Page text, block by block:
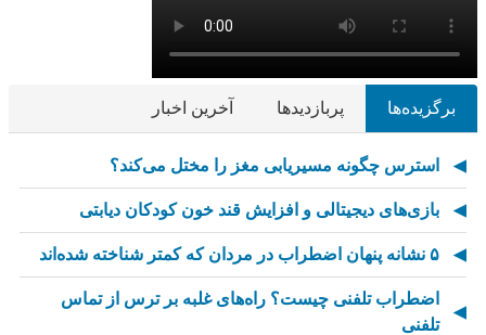
برگزیده‌ها پربازدیدها آخرین اخبار
استرس چگونه مسیریابی مغز را مختل می‌کند؟
بازی‌های دیجیتالی و افزایش قند خون کودکان دیابتی
۵ نشانه پنهان اضطراب در مردان که کمتر شناخته شده‌اند
اضطراب تلفنی چیست؟ راه‌های غلبه بر ترس از تماس
تلفنی